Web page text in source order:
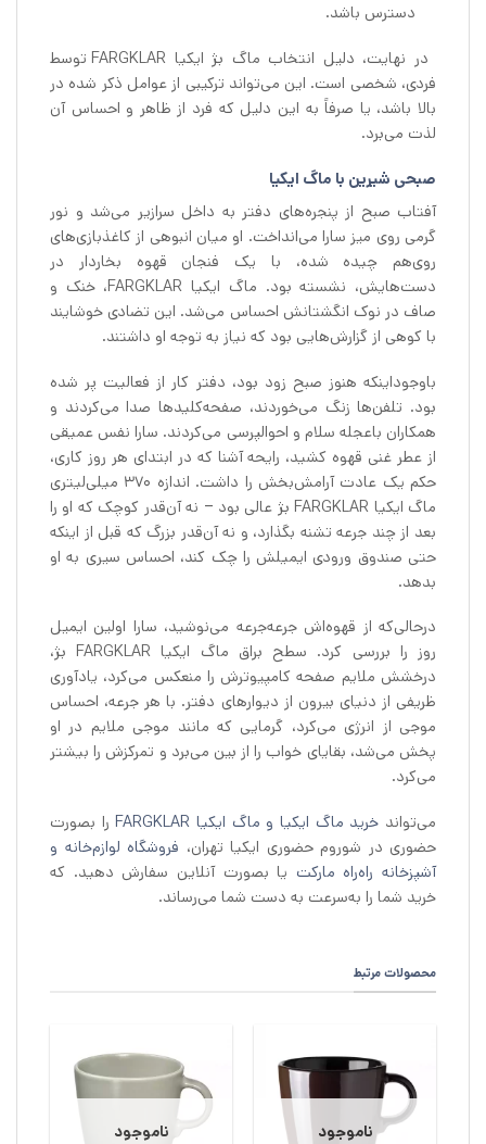
دسترس باشد.
در نهایت، دلیل انتخاب ماگ بژ ایکیا FARGKLAR توسط
فردی، شخصی است. این می‌تواند ترکیبی از عوامل ذکر شده در
بالا باشد، یا صرفاً به این دلیل که فرد از ظاهر و احساس آن
لذت می‌برد.
صبحی شیرین با ماگ ایکیا
آفتاب صبح از پنجره‌های دفتر به داخل سرازیر می‌شد و نور
گرمی روی میز سارا می‌انداخت. او میان انبوهی از کاغذبازی‌های
روی‌هم چیده شده، با یک فنجان قهوه بخاردار در
دست‌هایش، نشسته بود. ماگ ایکیا FARGKLAR، خنک و
صاف در نوک انگشتانش احساس می‌شد. این تضادی خوشایند
با کوهی از گزارش‌هایی بود که نیاز به توجه او داشتند.
باوجوداینکه هنوز صبح زود بود، دفتر کار از فعالیت پر شده
بود. تلفن‌ها زنگ می‌خوردند، صفحه‌کلیدها صدا می‌کردند و
همکاران باعجله سلام و احوالپرسی می‌کردند. سارا نفس عمیقی
از عطر غنی قهوه کشید، رایحه آشنا که در ابتدای هر روز کاری،
حکم یک عادت آرامش‌بخش را داشت. اندازه ۳۷۰ میلی‌لیتری
ماگ ایکیا FARGKLAR بژ عالی بود – نه آن‌قدر کوچک که او را
بعد از چند جرعه تشنه بگذارد، و نه آن‌قدر بزرگ که قبل از اینکه
حتی صندوق ورودی ایمیلش را چک کند، احساس سیری به او
بدهد.
درحالی‌که از قهوه‌اش جرعه‌جرعه می‌نوشید، سارا اولین ایمیل
روز را بررسی کرد. سطح براق ماگ ایکیا FARGKLAR بژ،
درخشش ملایم صفحه کامپیوترش را منعکس می‌کرد، یادآوری
ظریفی از دنیای بیرون از دیوارهای دفتر. با هر جرعه، احساس
موجی از انرژی می‌کرد، گرمایی که مانند موجی ملایم در او
پخش می‌شد، بقایای خواب را از بین می‌برد و تمرکزش را بیشتر
می‌کرد.
می‌تواند خرید ماگ ایکیا و ماگ ایکیا FARGKLAR
را بصورت
حضوری در شوروم حضوری ایکیا تهران، فروشگاه لوازم‌خانه و
آشپزخانه راه‌راه مارکت یا بصورت آنلاین سفارش دهید. که
خرید شما را به‌سرعت به دست شما می‌رساند.
محصولات مرتبط
ناموجود ناموجود